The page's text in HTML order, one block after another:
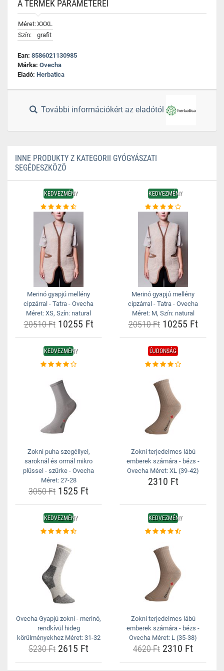
A TERMÉK PARAMÉTEREI
Méret:XXXL
Szín:
grafit
Ean: 8586021130985
Márka: Ovecha
Eladó: Herbatica
További információkért az eladótól
INNE PRODUKTY Z KATEGORII GYÓGYÁSZATI
SEGÉDESZKÖZÖ
KEDVEZMÉNY
Merinó gyapjú mellény
cipzárral - Tatra - Ovecha
Méret: XS, Szín: natural
20510 Ft10255 Ft
KEDVEZMÉNY
Merinó gyapjú mellény
cipzárral - Tatra - Ovecha
Méret: M, Szín: natural
20510 Ft10255 Ft
KEDVEZMÉNY
Zokni puha szegéllyel,
saroknál és orrnál mikro
plüssel - szürke - Ovecha
Méret: 27-28
3050 Ft 1525 Ft
ÚJDONSÁG
Zokni terjedelmes lábú
emberek számára - bézs -
Ovecha Méret: XL (39-42)
2310 Ft
KEDVEZMÉNY
Ovecha Gyapjú zokni - merinó,
rendkívül hideg
körülményekhez Méret: 31-32
5230 Ft 2615 Ft
KEDVEZMÉNY
Zokni terjedelmes lábú
emberek számára - bézs -
Ovecha Méret: L (35-38)
4620 Ft 2310 Ft